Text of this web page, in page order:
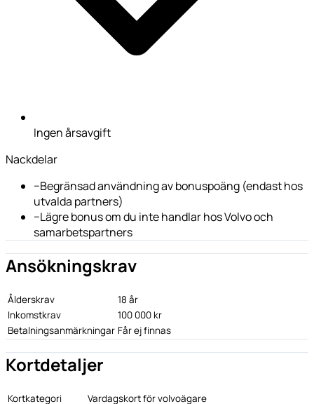
Ingen årsavgift
Nackdelar
−Begränsad användning av bonuspoäng (endast hos
utvalda partners)
−Lägre bonus om du inte handlar hos Volvo och
samarbetspartners
Ansökningskrav
Ålderskrav
18 år
Inkomstkrav
100 000 kr
Betalningsanmärkningar Får ej finnas
Kortdetaljer
Kortkategori Vardagskort för volvoägare